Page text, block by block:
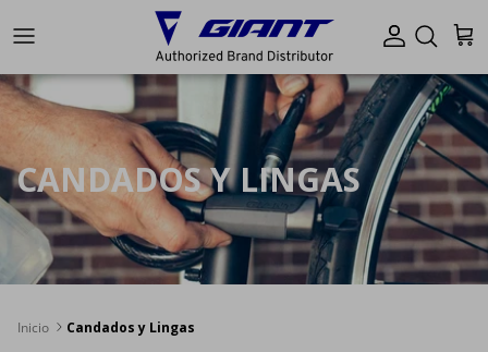
Cuenta
CANDADOS Y LINGAS
Inicio Candados y Lingas